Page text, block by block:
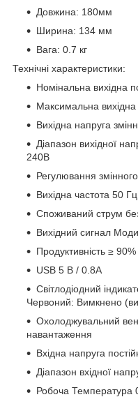
Довжина: 180мм
Ширина: 134 мм
Вага: 0.7 кг
Технічні характеристики:
Номінальна вихідна
Максимальна вихідна
Вихідна напруга
Діапазон вихідної
240В
Регулювання
Вихідна частота 50
Споживаний струм
Вихідний сигнал
Продуктивність ≥ 90%
USB 5 В / 0.8A
Світлодіодний
Червоний: Вимкнено
Охолоджувальний
навантаження
Вхідна напруга
Діапазон вхідної
Робоча Температура